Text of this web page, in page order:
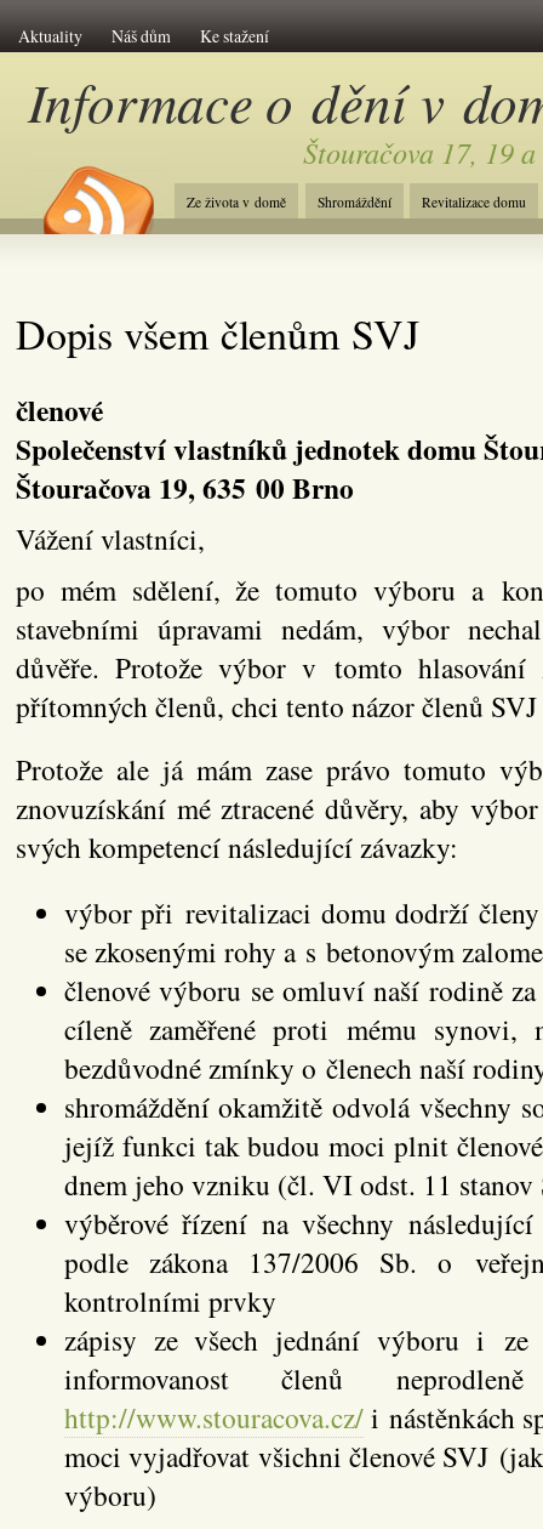
Aktuality Náš dům Ke stažení
Informace o dění v
Štouračova 17, 19
Ze života v domě Shromáždění Revitalizace domu
Dopis všem členům SVJ
členové
Společenství vlastníků jednotek domu
Štouračova 19, 635 00 Brno
Vážení vlastníci,
po mém sdělení, že tomuto výboru a
stavebními úpravami nedám, výbor
důvěře. Protože výbor v tomto hlasování
přítomných členů, chci tento názor členů
Protože ale já mám zase právo tomuto
znovuzískání mé ztracené důvěry, aby
svých kompetencí následující závazky:
výbor při revitalizaci domu dodrží
se zkosenými rohy a s betonovým
členové výboru se omluví naší rodině
cíleně zaměřené proti mému synovi,
bezdůvodné zmínky o členech naší
shromáždění okamžitě odvolá všechny
jejíž funkci tak budou moci plnit
dnem jeho vzniku (čl. VI odst. 11 stanov
výběrové řízení na všechny následující
podle zákona 137/2006 Sb. o
kontrolními prvky
zápisy ze všech jednání výboru i ze
informovanost členů
http://www.stouracova.cz/i nástěnkách
moci vyjadřovat všichni členové SVJ
výboru)